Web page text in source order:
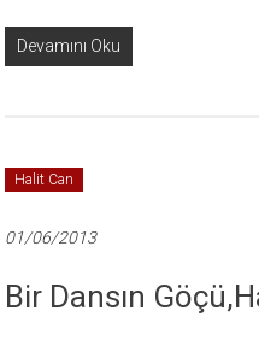
Devamını Oku
Halit Can
01/06/2013
Bir Dansın